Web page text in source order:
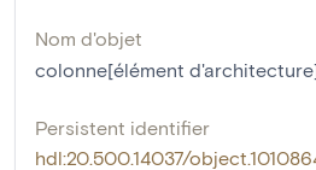
Nom d'objet
colonne[élément
Persistent identifier
hdl:20.500.14037/